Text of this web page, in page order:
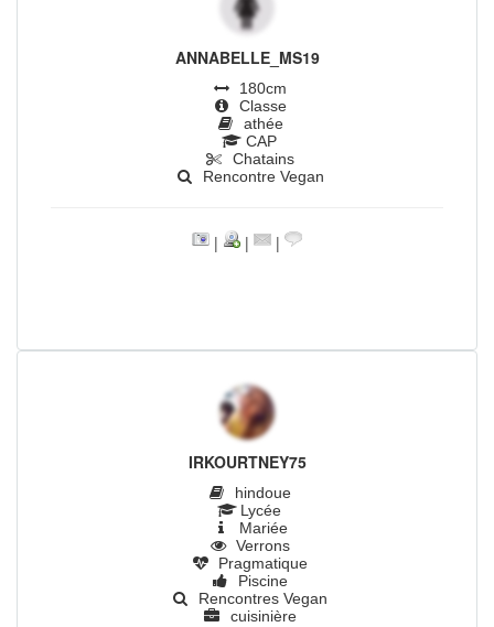
ANNABELLE_MS19
180cm
Classe
athée
CAP
Chatains
Rencontre Vegan
| | |
IRKOURTNEY75
hindoue
Lycée
Mariée
Verrons
Pragmatique
Piscine
Rencontres Vegan
cuisinière